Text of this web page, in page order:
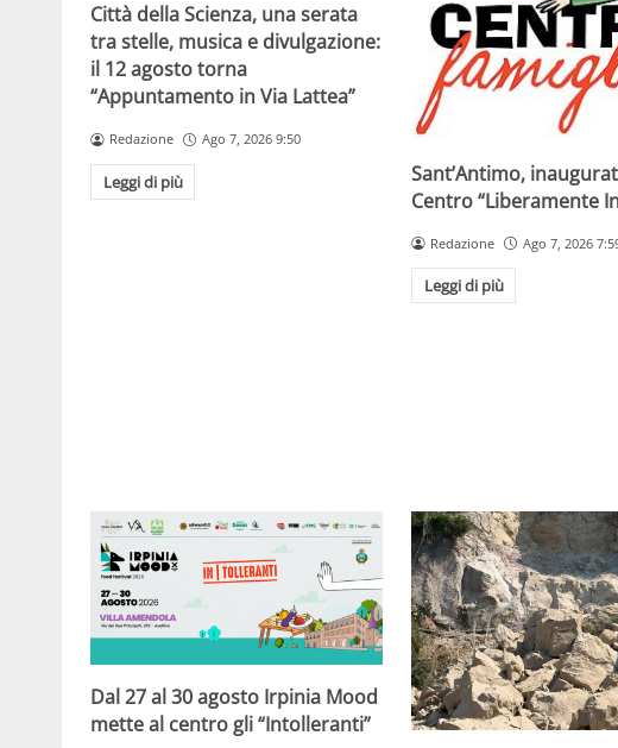
Città della Scienza, una serata
tra stelle, musica e divulgazione:
il 12 agosto torna
“Appuntamento in Via Lattea”
Redazione Ago 7, 2026 9:50
Leggi di più
Sant’Antimo,
Centro “Liberamente
Redazione Ago 7, 2026
Leggi di più
Dal 27 al 30 agosto Irpinia Mood
mette al centro gli “Intolleranti”